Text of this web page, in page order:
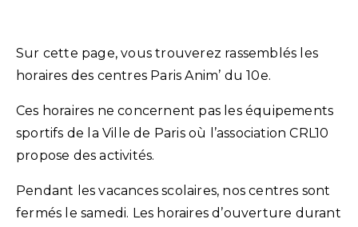
Sur cette page, vous trouverez rassemblés les
horaires des centres Paris Anim’ du 10e.
Ces horaires ne concernent pas les équipements
sportifs de la Ville de Paris où l’association CRL10
propose des activités.
Pendant les vacances scolaires, nos centres sont
fermés le samedi. Les horaires d’ouverture durant